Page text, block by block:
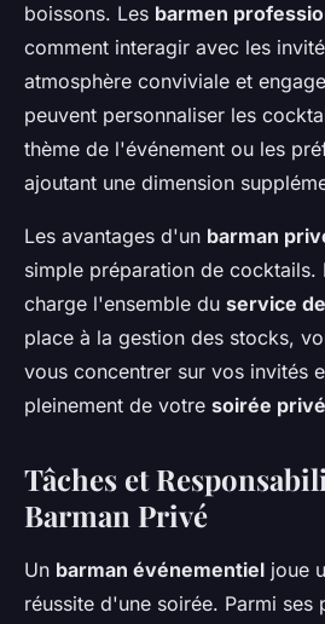
boissons. Les barmen
comment interagir avec les
atmosphère conviviale et
peuvent personnaliser les
thème de l'événement ou les
ajoutant une dimension
Les avantages d'un barman
simple préparation de cocktails.
charge l'ensemble du service
place à la gestion des stocks,
vous concentrer sur vos invités
pleinement de votre soirée
Tâches et
Barman Privé
Un barman événementiel joue
réussite d'une soirée. Parmi ses